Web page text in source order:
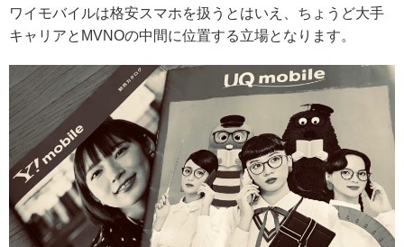
ワイモバイルは格安スマホを扱うとはいえ、ちょうど大手
キャリアとMVNOの中間に位置する立場となります。